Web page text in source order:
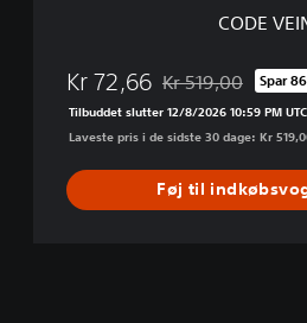
CODE
Kr 72,66 Nedsat fra den
Kr 519,00 Spar
Tilbuddet slutter 12/8/2026 10:59 PM UTC
Laveste pris i de sidste 30 dage: Kr
Føj til